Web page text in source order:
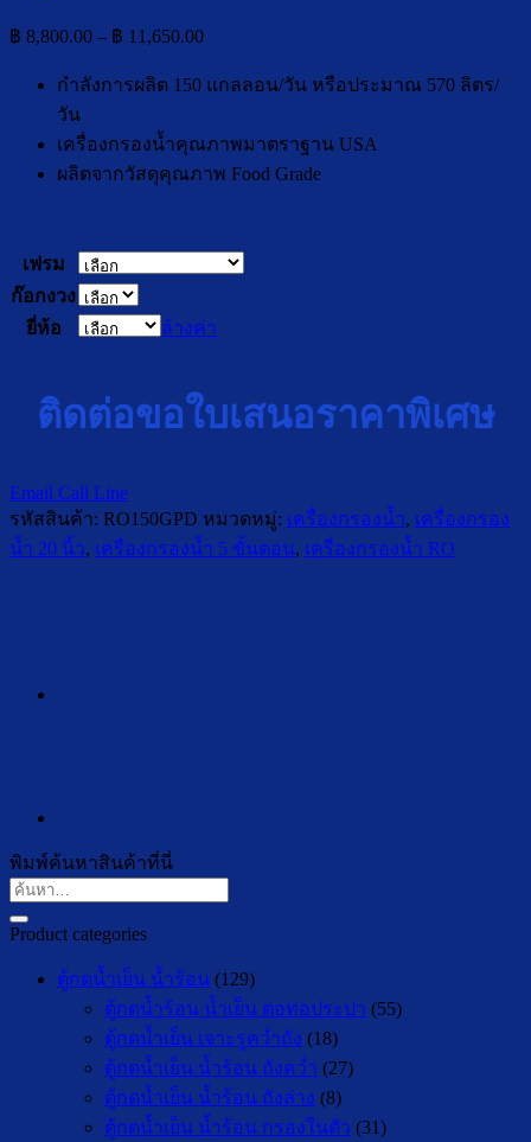
฿ 8,800.00 – ฿ 11,650.00Price
฿ 8,800.00
กำลังการผลิต 150 แกลลอน/วัน หรือประมาณ 570 ลิตร/
วัน
เครื่องกรองน้ำคุณภาพมาตราฐาน USA
ผลิตจากวัสดุคุณภาพ Food Grade
เฟรม
ก๊อกงวง
ยี่ห้อ
ล้างค่า
ติดต่อขอใบเสนอราคาพิเศษ
Email Call Line
รหัสสินค้า: RO150GPD หมวดหมู่: เครื่องกรองน้ำ, เครื่องกรอง
น้ำ 20 นิ้ว, เครื่องกรองน้ำ 5 ขั้นตอน, เครื่องกรองน้ำ RO
พิมพ์ค้นหาสินค้าที่นี่
ค้นหา:
Product categories
ตู้กดน้ำเย็น น้ำร้อน (129)
ตู้กดน้ำร้อน น้ำเย็น ต่อท่อประปา (55)
ตู้กดน้ำเย็น เจาะรูคว่ำถัง (18)
ตู้กดน้ำเย็น น้ำร้อน ถังคว่ำ (27)
ตู้กดน้ำเย็น น้ำร้อน ถังล่าง (8)
ตู้กดน้ำเย็น น้ำร้อน กรองในตัว (31)